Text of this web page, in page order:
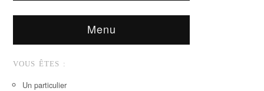
Menu
VOUS ÊTES :
Un particulier